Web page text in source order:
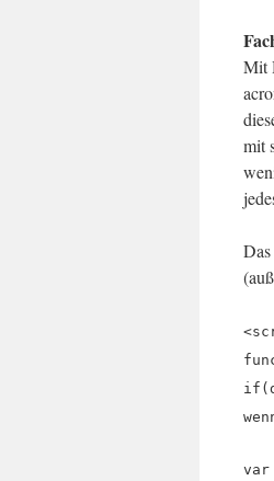
Mit
mit
var